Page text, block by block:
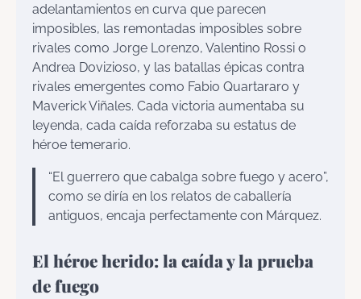
adelantamientos en curva que parecen
imposibles, las remontadas imposibles sobre
rivales como Jorge Lorenzo, Valentino Rossi o
Andrea Dovizioso, y las batallas épicas contra
rivales emergentes como Fabio Quartararo y
Maverick Viñales. Cada victoria aumentaba su
leyenda, cada caída reforzaba su estatus de
héroe temerario.
“El guerrero que cabalga sobre fuego y acero”,
como se diría en los relatos de caballería
antiguos, encaja perfectamente con Márquez.
El héroe herido: la caída y la prueba
de fuego